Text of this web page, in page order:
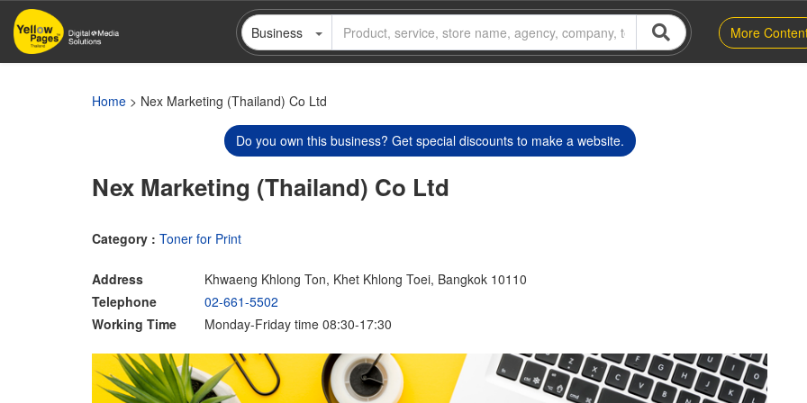
Skip
main
Business More
Home > Nex Marketing (Thailand) Co Ltd
Do you own this business? Get special discounts to make a website.
Nex Marketing (Thailand) Co Ltd
Category : Toner for Print
Address
Khwaeng Khlong Ton, Khet Khlong Toei, Bangkok 10110
Telephone
02-661-5502
Working Time
Monday-Friday time 08:30-17:30